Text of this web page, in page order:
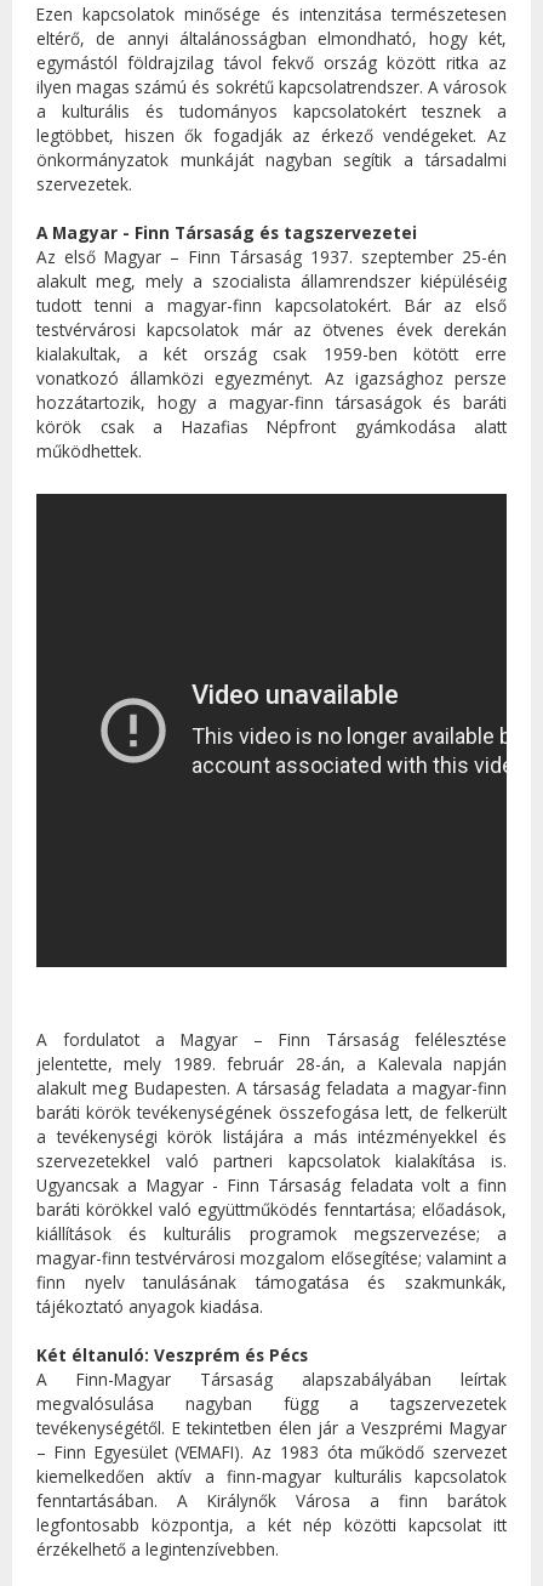
Ezen kapcsolatok minősége és intenzitása természetesen
eltérő, de annyi általánosságban elmondható, hogy két,
egymástól földrajzilag távol fekvő ország között ritka az
ilyen magas számú és sokrétű kapcsolatrendszer. A városok
a kulturális és tudományos kapcsolatokért tesznek a
legtöbbet, hiszen ők fogadják az érkező vendégeket. Az
önkormányzatok munkáját nagyban segítik a társadalmi
szervezetek.
A Magyar - Finn Társaság és tagszervezetei
Az első Magyar – Finn Társaság 1937. szeptember 25-én
alakult meg, mely a szocialista államrendszer kiépüléséig
tudott tenni a magyar-finn kapcsolatokért. Bár az első
testvérvárosi kapcsolatok már az ötvenes évek derekán
kialakultak, a két ország csak 1959-ben kötött erre
vonatkozó államközi egyezményt. Az igazsághoz persze
hozzátartozik, hogy a magyar-finn társaságok és baráti
körök csak a Hazafias Népfront gyámkodása alatt
működhettek.
A fordulatot a Magyar – Finn Társaság felélesztése
jelentette, mely 1989. február 28-án, a Kalevala napján
alakult meg Budapesten. A társaság feladata a magyar-finn
baráti körök tevékenységének összefogása lett, de felkerült
a tevékenységi körök listájára a más intézményekkel és
szervezetekkel való partneri kapcsolatok kialakítása is.
Ugyancsak a Magyar - Finn Társaság feladata volt a finn
baráti körökkel való együttműködés fenntartása; előadások,
kiállítások és kulturális programok megszervezése; a
magyar-finn testvérvárosi mozgalom elősegítése; valamint a
finn nyelv tanulásának támogatása és szakmunkák,
tájékoztató anyagok kiadása.
Két éltanuló: Veszprém és Pécs
A Finn-Magyar Társaság alapszabályában leírtak
megvalósulása nagyban függ a tagszervezetek
tevékenységétől. E tekintetben élen jár a Veszprémi Magyar
– Finn Egyesület (VEMAFI). Az 1983 óta működő szervezet
kiemelkedően aktív a finn-magyar kulturális kapcsolatok
fenntartásában. A Királynők Városa a finn barátok
legfontosabb központja, a két nép közötti kapcsolat itt
érzékelhető a legintenzívebben.